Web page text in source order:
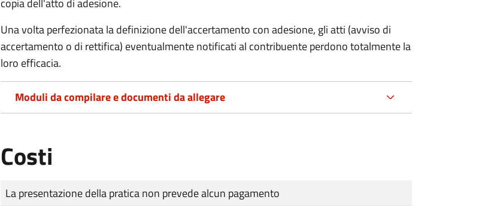
copia dell'atto di adesione.
Una volta perfezionata la definizione dell'accertamento con adesione, gli atti (avviso di
accertamento o di rettifica) eventualmente notificati al contribuente perdono totalmente la
loro efficacia.
Moduli da compilare e documenti da allegare
Costi
Tipo di pagamento
Importo
La presentazione della pratica non prevede alcun pagamento